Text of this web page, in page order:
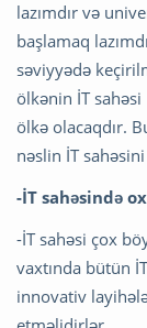
lazımdır və
başlamaq
səviyyədə
ölkənin İT
ölkə olacaqdır.
nəslin İT
-İT sahəsində
-İT sahəsi çox
vaxtında bütün
innovativ